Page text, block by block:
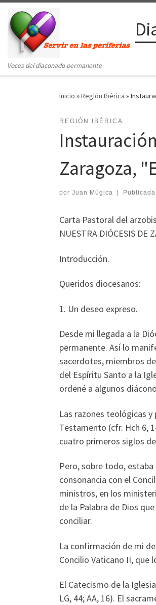
Saltar al contenido
Voces del diaconado permanente
Inicio »Región Ibérica »
REGIÓN IBÉRICA
Zaragoza,
por Juan Múgica Publicada
Carta Pastoral del
NUESTRA DIÓCESIS DE
Introducción.
Queridos diocesanos:
1. Un deseo expreso.
Desde mi llegada a la
permanente. Así lo
sacerdotes, miembros
del Espíritu Santo a la
ordené a algunos
Las razones teológicas
Testamento (cfr. Hch 6,
cuatro primeros siglos
Pero, sobre todo,
consonancia con el
ministros, en los
de la Palabra de Dios
conciliar.
La confirmación de mi
Concilio Vaticano II, que
El Catecismo de la
LG, 44; AA, 16). El